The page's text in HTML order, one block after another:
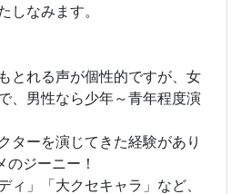
しなみます。
とれる声が個性的ですが、女
、男性なら少年～青年程度演
ターを演じてきた経験があり
のジーニー！
ィ」「大クセキャラ」など、